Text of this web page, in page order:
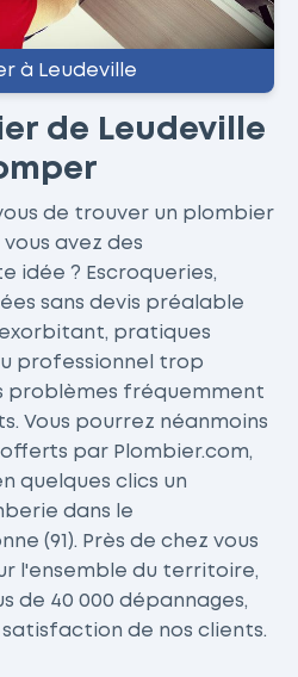
à Leudeville
de Leudeville
de trouver un plombier
vous avez des
idée ? Escroqueries,
sans devis préalable
pratiques
professionnel trop
problèmes fréquemment
Vous pourrez néanmoins
par Plombier.com,
quelques clics un
dans le
(91). Près de chez vous
l'ensemble du territoire,
de 40 000 dépannages,
de nos clients.